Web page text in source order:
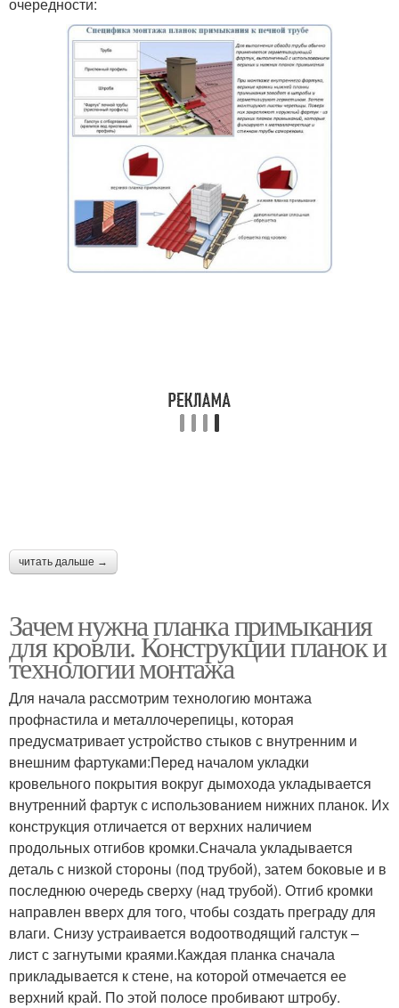
читать дальше →
Зачем нужна планка примыкания
для кровли. Конструкции планок и
технологии монтажа
Для начала рассмотрим технологию монтажа
профнастила и металлочерепицы, которая
предусматривает устройство стыков с внутренним и
внешним фартуками:Перед началом укладки
кровельного покрытия вокруг дымохода укладывается
внутренний фартук с использованием нижних планок. Их
конструкция отличается от верхних наличием
продольных отгибов кромки.Сначала укладывается
деталь с низкой стороны (под трубой), затем боковые и в
последнюю очередь сверху (над трубой). Отгиб кромки
направлен вверх для того, чтобы создать преграду для
влаги. Снизу устраивается водоотводящий галстук –
лист с загнутыми краями.Каждая планка сначала
прикладывается к стене, на которой отмечается ее
верхний край. По этой полосе пробивают штробу.